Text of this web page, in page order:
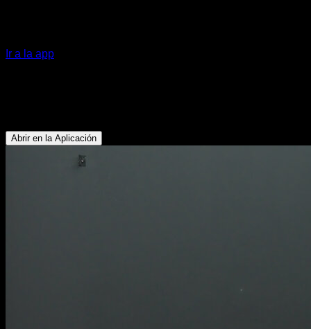
Ir a la app
Abrir en la Aplicación